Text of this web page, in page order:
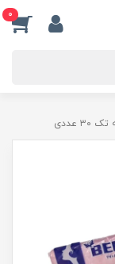
0
عددی